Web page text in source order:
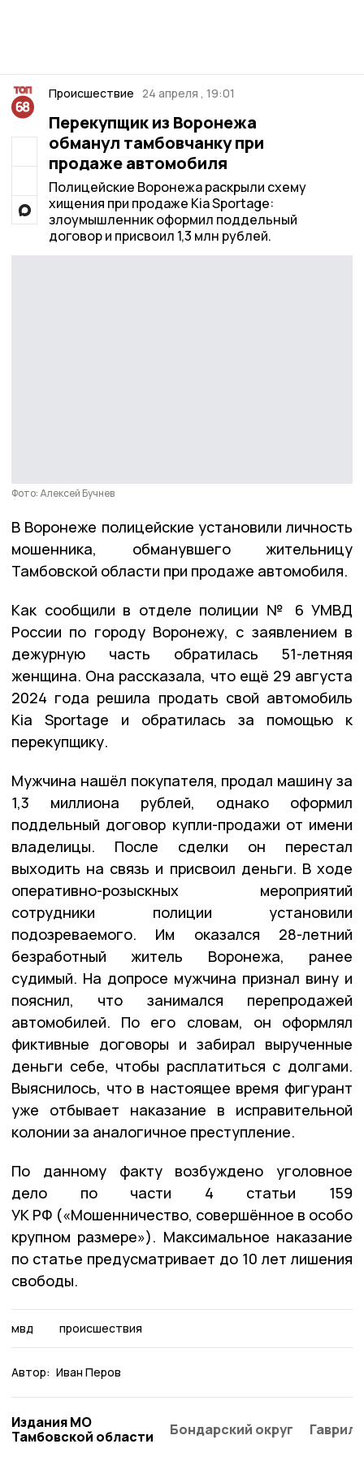
Происшествие 24 апреля , 19:01
Перекупщик из Воронежа
обманул тамбовчанку при
продаже автомобиля
Полицейские Воронежа раскрыли схему
хищения при продаже Kia Sportage:
злоумышленник оформил поддельный
договор и присвоил 1,3 млн рублей.
Фото: Алексей Бучнев
В Воронеже полицейские установили личность
мошенника, обманувшего жительницу
Тамбовской области при продаже автомобиля.
Как сообщили в отделе полиции № 6 УМВД
России по городу Воронежу, с заявлением в
дежурную часть обратилась 51-летняя
женщина. Она рассказала, что ещё 29 августа
2024 года решила продать свой автомобиль
Kia Sportage и обратилась за помощью к
перекупщику.
Мужчина нашёл покупателя, продал машину за
1,3 миллиона рублей, однако оформил
поддельный договор купли-продажи от имени
владелицы. После сделки он перестал
выходить на связь и присвоил деньги. В ходе
оперативно-розыскных мероприятий
сотрудники полиции установили
подозреваемого. Им оказался 28-летний
безработный житель Воронежа, ранее
судимый. На допросе мужчина признал вину и
пояснил, что занимался перепродажей
автомобилей. По его словам, он оформлял
фиктивные договоры и забирал вырученные
деньги себе, чтобы расплатиться с долгами.
Выяснилось, что в настоящее время фигурант
уже отбывает наказание в исправительной
колонии за аналогичное преступление.
По данному факту возбуждено уголовное
дело по части 4 статьи 159
УК РФ («Мошенничество, совершённое в особо
крупном размере»). Максимальное наказание
по статье предусматривает до 10 лет лишения
свободы.
мвд происшествия
Автор: Иван Перов
Издания МО
Тамбовской области
Бондарский округ